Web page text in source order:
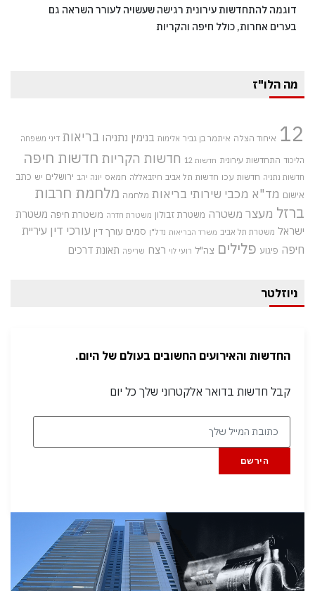
דוגמה להתחדשות עירונית רגישה שעשויה לעורר השראה גם
בערים אחרות, כולל חיפה והקריות
מה הלו"ז
12 איחוד הצלה איתמר בן גביר אלימות בנימין נתניהו בריאות דיני משפחה
הליכוד התחדשות עירונית חדשות 12 חדשות הקריות חדשות חיפה
חדשות נתניה חדשות עכו חדשות תל אביב חיזבאללה חמאס יונה יהב ירושלים יש כתב
אישום מד"א מכבי שירותי בריאות מלחמה מלחמת חרבות
ברזל מעצר משטרה משטרת זבולון משטרת חדרה משטרת חיפה משטרת
ישראל משטרת תל אביב משרד הבריאות נדל"ן סמים עורך דין עורכי דין עיריית
חיפה פיגוע פלילים צה"ל רועי לוי רצח שריפה תאונת דרכים
ניוזלטר
החדשות והאירועים החשובים בעולם של היום.
קבל חדשות בדואר אלקטרוני שלך כל יום
הירשם